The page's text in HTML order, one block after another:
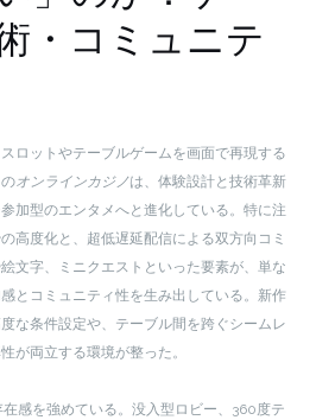
・コミュニテ
ロットやテーブルゲームを画面で再現する
オンラインカジノは、体験設計と技術革新
加型のエンタメへと進化している。特に注
の高度化と、超低遅延配信による双方向コミ
文字、ミニクエストといった要素が、単な
とコミュニティ性を生み出している。新作
な条件設定や、テーブル間を跨ぐシームレ
が両立する環境が整った。
感を強めている。没入型ロビー、360度テ